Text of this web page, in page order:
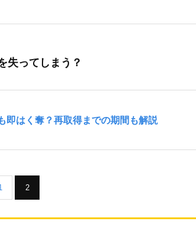
失ってしまう？
2